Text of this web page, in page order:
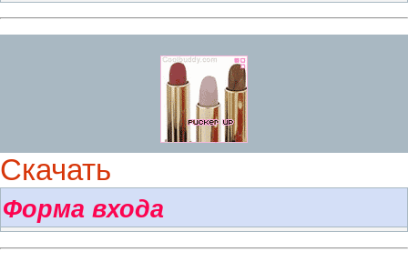
Скачать
Форма входа